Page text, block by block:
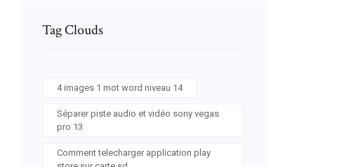
Tag Clouds
4 images 1 mot word niveau 14
Séparer piste audio et vidéo sony vegas
pro 13
Comment telecharger application play